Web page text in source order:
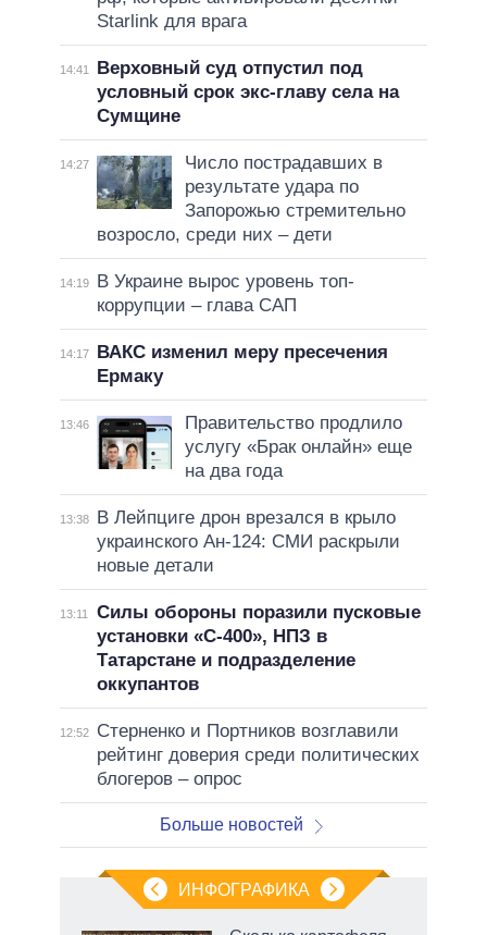
Starlink для врага
14:41
Верховный суд отпустил под
условный срок экс-главу села на
Сумщине
14:27
Число пострадавших в
результате удара по
Запорожью стремительно
возросло, среди них – дети
14:19
В Украине вырос уровень топ-
коррупции – глава САП
14:17
ВАКС изменил меру пресечения
Ермаку
13:46
Правительство продлило
услугу «Брак онлайн» еще
на два года
13:38
В Лейпциге дрон врезался в крыло
украинского Ан-124: СМИ раскрыли
новые детали
13:11
Силы обороны поразили пусковые
установки «С-400», НПЗ в
Татарстане и подразделение
оккупантов
12:52
Стерненко и Портников возглавили
рейтинг доверия среди политических
блогеров – опрос
Больше новостей
ИНФОГРАФИКА